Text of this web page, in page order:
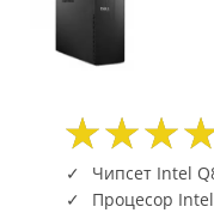
Total
16GB,
Чипсет Intel
Процесор